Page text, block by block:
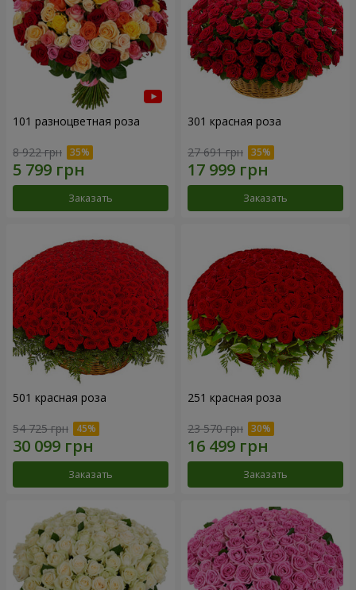
101 разноцветная роза
8 922 грн
Заказать
301 красная роза
27 691 грн
Заказать
501 красная роза
54 725 грн
Заказать
251 красная роза
23 570 грн
Заказать